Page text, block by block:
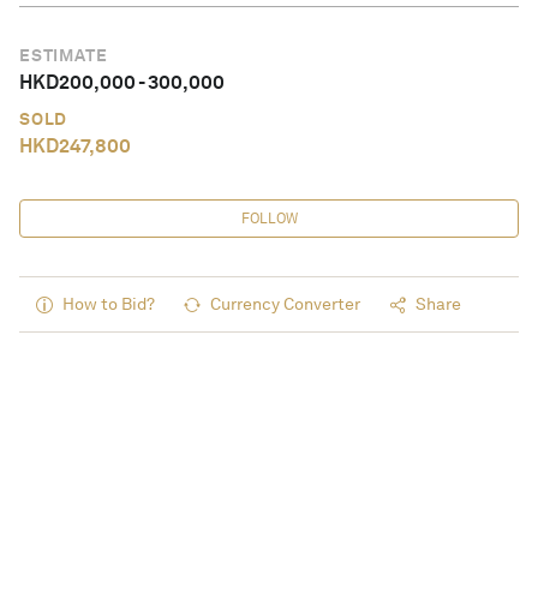
ESTIMATE
HKD200,000-300,000
SOLD
HKD247,800
FOLLOW
How to Bid? Currency Converter Share